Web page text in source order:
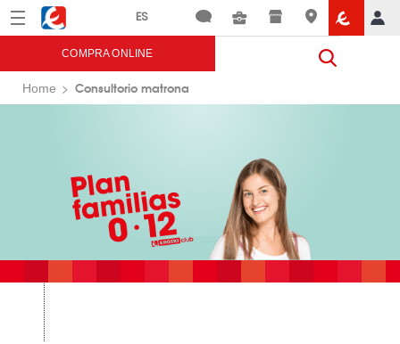
Menú Eroski
COMPRA ONLINE
Home Consultorio matrona